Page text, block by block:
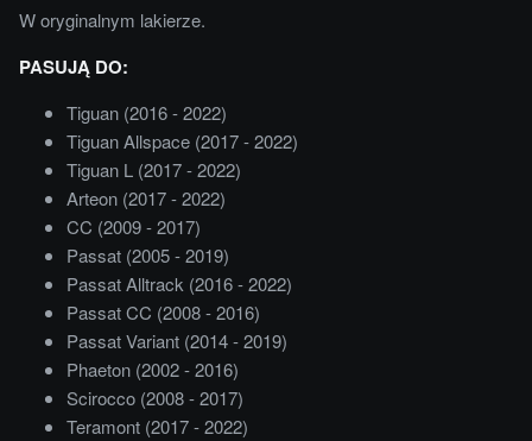
W oryginalnym lakierze.
PASUJĄ DO:
Tiguan (2016 - 2022)
Tiguan Allspace (2017 - 2022)
Tiguan L (2017 - 2022)
Arteon (2017 - 2022)
CC (2009 - 2017)
Passat (2005 - 2019)
Passat Alltrack (2016 - 2022)
Passat CC (2008 - 2016)
Passat Variant (2014 - 2019)
Phaeton (2002 - 2016)
Scirocco (2008 - 2017)
Teramont (2017 - 2022)